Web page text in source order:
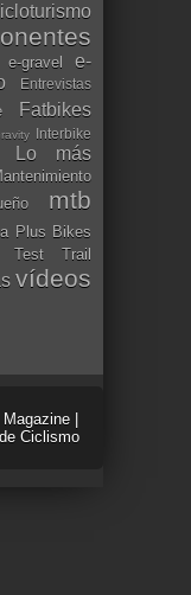
e-gravel
e-
Entrevistas
Fatbikes
Interbike
Lo más
mtb
Plus Bikes
Test Trail
vídeos
|
Ciclismo